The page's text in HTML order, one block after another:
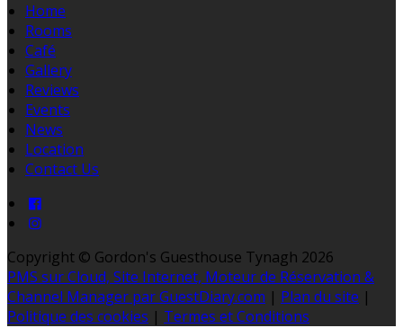
Home
Rooms
Café
Gallery
Reviews
Events
News
Location
Contact Us
Copyright © Gordon's Guesthouse Tynagh 2026
PMS sur Cloud, Site Internet, Moteur de Réservation &
Channel Manager par GuestDiary.com | Plan du site |
Politique des cookies | Termes et Conditions